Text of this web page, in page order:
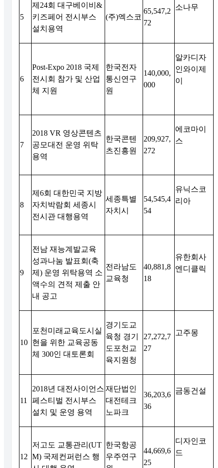
5
제 24회 대구베이비 &
키즈페어 전시부스
설치용역
(주)엑스코
65,547,2
72
소나무
6
Post-Expo 2018 국제
전시회 참가 및 산업
체 지원
한국전자
통신연구
원
140,000,
000
알카디자
인와이제
이
7
2018 VR 영상콘텐츠
공모대전 운영 위탁
용역
한국콘텐
츠진흥원
209,927,
272
에코마이
스
8
제 6회 대한민국 지방
자치박람회 세종시
전시관 대행용역
세종특별
자치시
54,545,4
54
유닉스코
리아
9
전남 재능계발교육
성과나눔 발표회 (축
제 ) 운영 위탁용역 소
액수의 견적 제출 안
내 공고
전라남도
교육청
40,881,8
18
유한회사
엔디클릭
10
포천미래교육도시실
현을 위한 교육공동
체 300인 대토론회
경기도교
육청 경기
도포천교
육지원청
27,272,7
27
고주몽
11
2018년 대전사이언스
페스티벌 전시부스
설치 및 운영 용역
재단법인
대전테크
노파크
36,203,6
36
금동건설
12
저고도 교통관리 (UT
M) 국제컨퍼런스 행
한국항공
우주연구
44,669,6
25
디자인코
드